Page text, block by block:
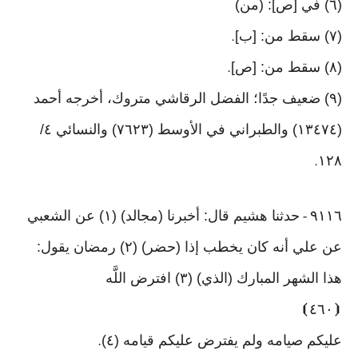
(٦) في [ص]: (من)
(٧) سقط من: [ب]
.
(٨) سقط من: [ص] .
(٩) ضعيف جدًا؛ الفضل الرقاشي متروك، أخرجه أحمد
(١٣٤٧٤) والطبراني في الأوسط (٧٦٢٣) والنسائي ٤/
١٢٨.
٩١١٦ -
حدثنا هشيم قال: أخبرنا (مجالد) (١) عن الشعبي
عن علي أنه كان يخطب إذا (حضر) (٢) رمضان يقول:
هذا الشهر المبارك (الذي) (٣) افترض اللَّه
⦗ ٤٦٠ ⦘
عليكم صيامه ولم يفترض عليكم قيامه (٤)
.